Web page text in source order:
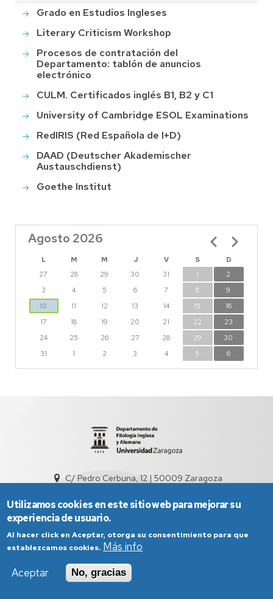
Grado en Estudios Ingleses
Literary Criticism Workshop
Procesos de contratación del
Departamento: tablón de anuncios
electrónico
CULM. Certificados inglés B1, B2 y C1
University of Cambridge ESOL Examinations
RedIRIS (Red Española de I+D)
DAAD (Deutscher Akademischer
Austauschdienst)
Goethe Institut
Agosto 2026
L M M J V S
D
27
28 29 30 31 1
2
3
4 5 6 7 8
9
10
11 12 13 14 15
16
17
18 19 20 21 22
23
24
25 26 27 28 29
30
31
1 2 3 4 5 6
Paginación
C/ Pedro Cerbuna, 12 | 50009 Zaragoza
Aviso Legal
Condiciones generales de uso
Política de Privacidad
Utilizamos cookies en este sitio web para mejorar su
experiencia de usuario.
Al hacer click en Aceptar, otorga su consentimiento para que
establezcamos cookies. Más info
Aceptar
No, gracias